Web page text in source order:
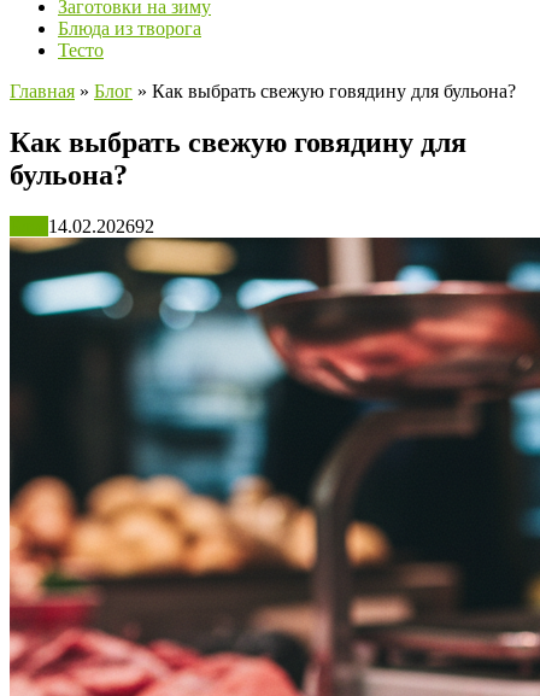
Заготовки на зиму
Блюда из творога
Тесто
Главная » Блог » Как выбрать свежую говядину для бульона?
Как выбрать свежую говядину для
бульона?
14.02.202692